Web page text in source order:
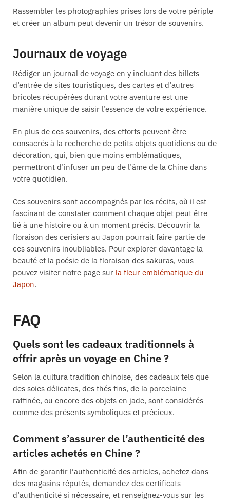
Rassembler les photographies prises lors de votre périple
et créer un album peut devenir un trésor de souvenirs.
Journaux de voyage
Rédiger un journal de voyage en y incluant des billets
d’entrée de sites touristiques, des cartes et d’autres
bricoles récupérées durant votre aventure est une
manière unique de saisir l’essence de votre expérience.
En plus de ces souvenirs, des efforts peuvent être
consacrés à la recherche de petits objets quotidiens ou de
décoration, qui, bien que moins emblématiques,
permettront d’infuser un peu de l’âme de la Chine dans
votre quotidien.
Ces souvenirs sont accompagnés par les récits, où il est
fascinant de constater comment chaque objet peut être
lié à une histoire ou à un moment précis. Découvrir la
floraison des cerisiers au Japon pourrait faire partie de
ces souvenirs inoubliables. Pour explorer davantage la
beauté et la poésie de la floraison des sakuras, vous
pouvez visiter notre page sur la fleur emblématique du
Japon.
FAQ
Quels sont les cadeaux traditionnels à
offrir après un voyage en Chine ?
Selon la cultura tradition chinoise, des cadeaux tels que
des soies délicates, des thés fins, de la porcelaine
raffinée, ou encore des objets en jade, sont considérés
comme des présents symboliques et précieux.
Comment s’assurer de l’authenticité des
articles achetés en Chine ?
Afin de garantir l’authenticité des articles, achetez dans
des magasins réputés, demandez des certificats
d’authenticité si nécessaire, et renseignez-vous sur les